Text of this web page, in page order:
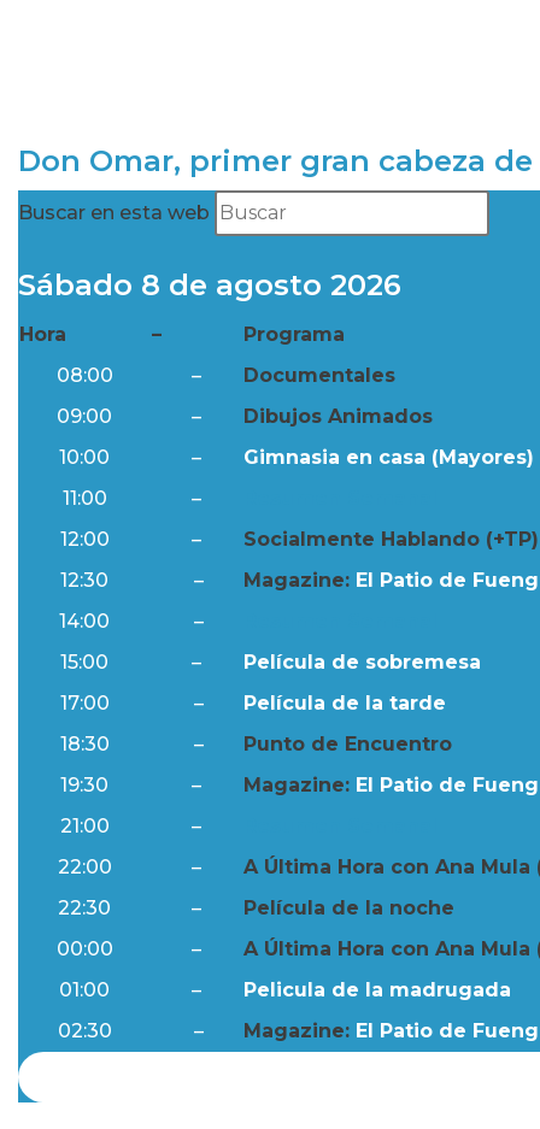
Don Omar, primer gran cabeza
Buscar en esta web
Sábado 8 de agosto 2026
Hora –
Programa
08:00
–
Documentales
09:00
–
Dibujos Animados
10:00
–
Gimnasia en casa (Mayores)
11:00
–
12:00
–
Socialmente Hablando (+TP)
12:30
– Magazine: El Patio de
14:00
–
15:00
–
Película de sobremesa
17:00
–
Película de la tarde
18:30
–
Punto de Encuentro
19:30
– Magazine: El Patio de
21:00
–
22:00
–
A Última Hora con Ana Mula
22:30
–
Película de la noche
00:00
–
A Última Hora con Ana Mula
01:00
–
Pelicula de la madrugada
02:30
– Magazine: El Patio de